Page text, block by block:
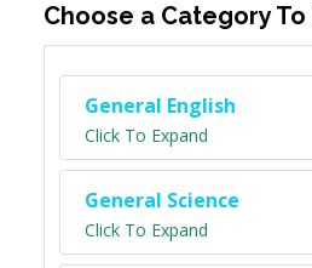
Choose a Category
General English
Click To Expand
General Science
Click To Expand